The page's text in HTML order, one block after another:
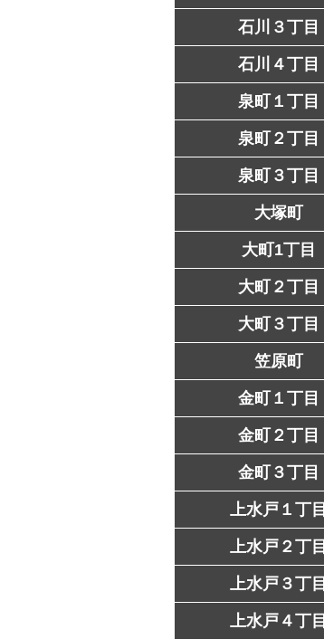
石川３丁目
石川４丁目
泉町１丁目
泉町２丁目
泉町３丁目
大塚町
大町1丁目
大町２丁目
大町３丁目
笠原町
金町１丁目
金町２丁目
金町３丁目
上水戸１丁目
上水戸２丁目
上水戸３丁目
上水戸４丁目